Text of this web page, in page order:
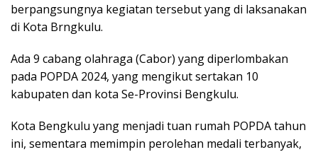
berpangsungnya kegiatan tersebut yang di laksanakan
di Kota Brngkulu.
Ada 9 cabang olahraga (Cabor) yang diperlombakan
pada POPDA 2024, yang mengikut sertakan 10
kabupaten dan kota Se-Provinsi Bengkulu.
Kota Bengkulu yang menjadi tuan rumah POPDA tahun
ini, sementara memimpin perolehan medali terbanyak,